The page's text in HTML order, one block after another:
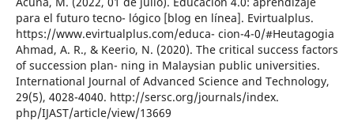
para el futuro tecno- lógico [blog en línea]. Evirtualplus.
https://www.evirtualplus.com/educa- cion-4-0/#Heutagogia
Ahmad, A. R., & Keerio, N. (2020). The critical success factors
of succession plan- ning in Malaysian public universities.
International Journal of Advanced Science and Technology,
29(5), 4028-4040. http://sersc.org/journals/index.
php/IJAST/article/view/13669